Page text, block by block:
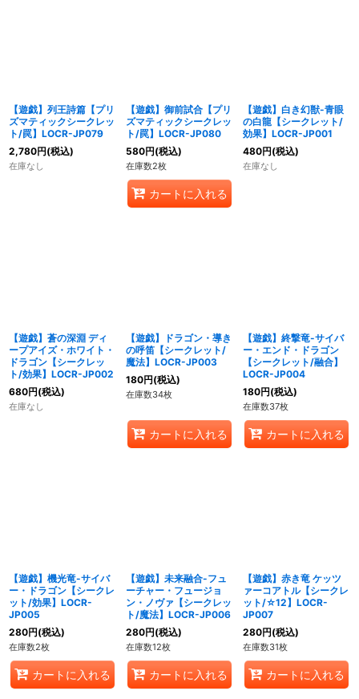
【遊戯】列王詩篇【プリ
ズマティックシークレッ
ト/罠】LOCR-JP079
2,780円(税込)
在庫なし
【遊戯】御前試合【プリ
ズマティックシークレッ
ト/罠】LOCR-JP080
580円(税込)
在庫数2枚
カートに入れる
【遊戯】白き幻獣-青眼
の白龍【シークレット/
効果】LOCR-JP001
480円(税込)
在庫なし
【遊戯】蒼の深淵 ディ
ープアイズ・ホワイト・
ドラゴン【シークレッ
ト/効果】LOCR-JP002
680円(税込)
在庫なし
【遊戯】ドラゴン・導き
の呼笛【シークレット/
魔法】LOCR-JP003
180円(税込)
在庫数34枚
カートに入れる
【遊戯】終撃竜-サイバ
ー・エンド・ドラゴン
【シークレット/融合】
LOCR-JP004
180円(税込)
在庫数37枚
カートに入れる
【遊戯】機光竜-サイバ
ー・ドラゴン【シークレ
ット/効果】LOCR-
JP005
280円(税込)
在庫数2枚
カートに入れる
【遊戯】未来融合-フュ
ーチャー・フュージョ
ン・ノヴァ【シークレッ
ト/魔法】LOCR-JP006
280円(税込)
在庫数12枚
カートに入れる
【遊戯】赤き竜 ケッツ
ァーコアトル【シークレ
ット/☆12】LOCR-
JP007
280円(税込)
在庫数31枚
カートに入れる